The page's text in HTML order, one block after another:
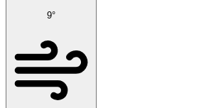
9°